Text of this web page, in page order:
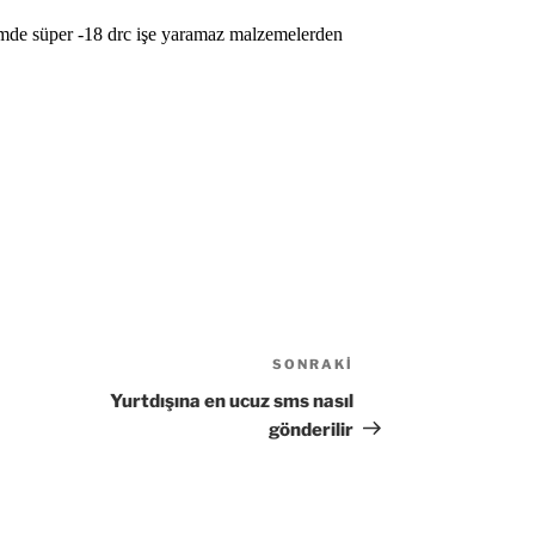
Yazı
SONRAKI
Yurtdışına en ucuz sms nasıl
gönderilir